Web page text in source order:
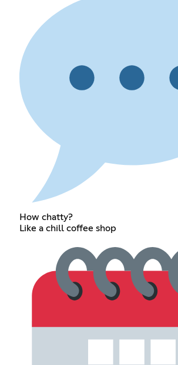
How chatty?
Like a chill coffee shop